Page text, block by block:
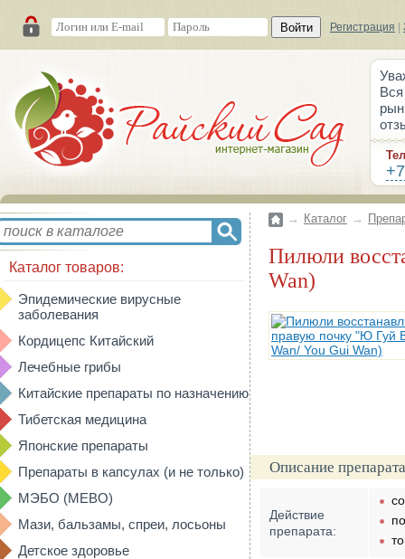
Войти Регистрация
Каталог товаров:
Эпидемические вирусные
заболевания
Кордицепс Китайский
Лечебные грибы
Китайские препараты по назначению
Тибетская медицина
Японские препараты
Препараты в капсулах (и не только)
МЭБО (MEBO)
Мази, бальзамы, спреи, лосьоны
Детское здоровье
→ Каталог →
Пилюли восстанавливающие правую почку "Ю Гуй Вань" (Yougui Wan/ You Gui
Wan)
Описание
Действие
препарата: